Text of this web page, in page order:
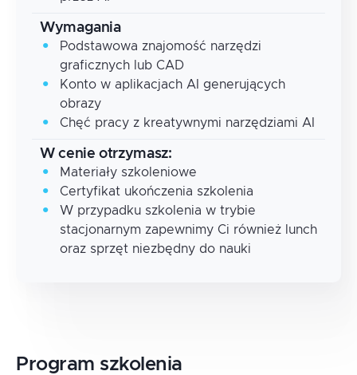
Wymagania
Podstawowa znajomość narzędzi
graficznych lub CAD
Konto w aplikacjach AI generujących
obrazy
Chęć pracy z kreatywnymi narzędziami AI
W cenie otrzymasz:
Materiały szkoleniowe
Certyfikat ukończenia szkolenia
W przypadku szkolenia w trybie
stacjonarnym zapewnimy Ci również lunch
oraz sprzęt niezbędny do nauki
Program szkolenia